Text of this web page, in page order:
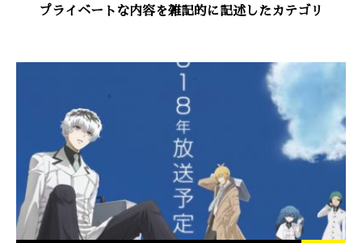
プライベートな内容を雑記的に記述したカテゴリ